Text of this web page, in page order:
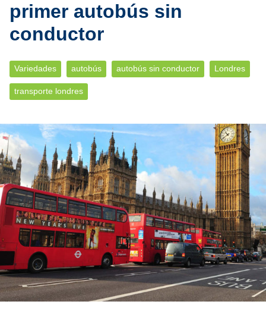
primer autobús sin
conductor
Variedades autobús autobús sin conductor Londres
transporte londres